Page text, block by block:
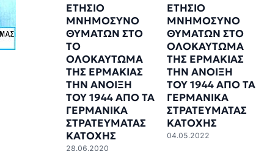
ΕΤΗΣΙΟ
ΜΝΗΜΟΣΥΝΟ
ΘΥΜΑΤΩΝ ΣΤΟ
ΤΟ
ΟΛΟΚΑΥΤΩΜΑ
ΤΗΣ ΕΡΜΑΚΙΑΣ
ΤΗΝ ΑΝΟΙΞΗ
ΤΟΥ 1944 ΑΠΟ ΤΑ
ΓΕΡΜΑΝΙΚΑ
ΣΤΡΑΤΕΥΜΑΤΑΣ
ΚΑΤΟΧΗΣ
28.06.2020
ΕΤΗΣΙΟ
ΜΝΗΜΟΣΥΝΟ
ΘΥΜΑΤΩΝ ΣΤΟ
ΟΛΟΚΑΥΤΩΜΑ
ΤΗΣ ΕΡΜΑΚΙΑΣ
ΤΗΝ ΑΝΟΙΞΗ
ΤΟΥ 1944 ΑΠΟ ΤΑ
ΓΕΡΜΑΝΙΚΑ
ΣΤΡΑΤΕΥΜΑΤΑΣ
ΚΑΤΟΧΗΣ
04.05.2022